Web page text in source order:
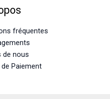
fréquentes
de nous
Paiement